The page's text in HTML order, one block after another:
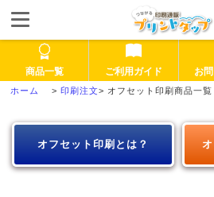
商品一覧 ご利用ガイド お
> 印刷注文> オフセット印刷商品一覧
オフセット印刷とは？